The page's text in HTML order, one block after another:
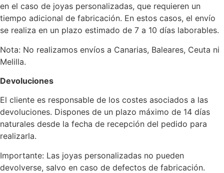
en el caso de joyas personalizadas, que requieren un
tiempo adicional de fabricación. En estos casos, el envío
se realiza en un plazo estimado de 7 a 10 días laborables.
Nota: No realizamos envíos a Canarias, Baleares, Ceuta ni
Melilla.
Devoluciones
El cliente es responsable de los costes asociados a las
devoluciones. Dispones de un plazo máximo de 14 días
naturales desde la fecha de recepción del pedido para
realizarla.
Importante: Las joyas personalizadas no pueden
devolverse, salvo en caso de defectos de fabricación.